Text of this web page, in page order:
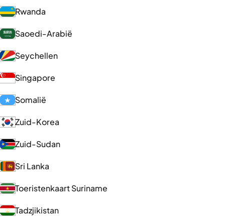
Rwanda
Saoedi-Arabië
Seychellen
Singapore
Somalië
Zuid-Korea
Zuid-Sudan
Sri Lanka
Toeristenkaart Suriname
Tadzjikistan